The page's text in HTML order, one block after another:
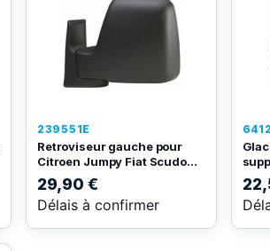
239551E
Retroviseur gauche pour
Citroen Jumpy Fiat Scudo...
29,90 €
Délais à confirmer